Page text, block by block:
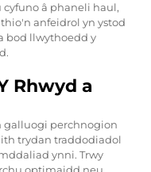
cyfuno â phaneli haul,
anfeidrol yn ystod
bod llwythoedd y
Rhwyd a
galluogi perchnogion
trydan traddodiadol
ynni. Trwy